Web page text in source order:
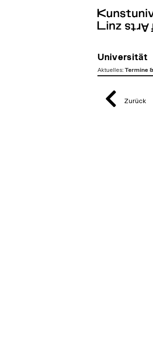
Universität
Aktuelles: Termine
Zurück